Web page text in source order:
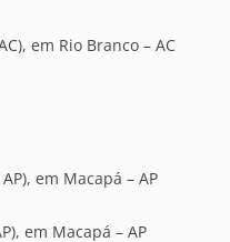
em Rio Branco – AC
em Macapá – AP
em Macapá – AP